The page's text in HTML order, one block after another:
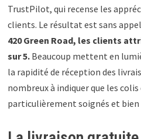
TrustPilot, qui recense les
clients. Le résultat est sans
420 Green Road, les clients
sur 5. Beaucoup mettent en
la rapidité de réception des
nombreux à indiquer que les colis
particulièrement soignés et bien